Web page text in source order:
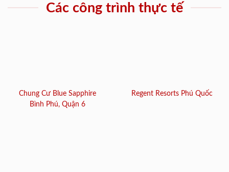
Các công trình thực tế
Chung Cư Blue Sapphire
Bình Phú, Quận 6
Regent Resorts Phú Quốc